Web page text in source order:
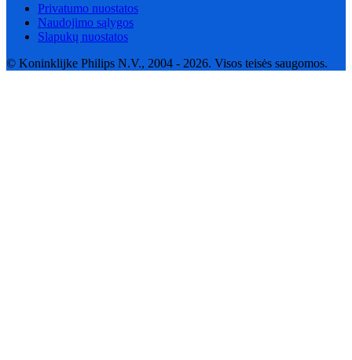
Privatumo nuostatos
Naudojimo sąlygos
Slapukų nuostatos
© Koninklijke Philips N.V., 2004 - 2026. Visos teisės saugomos.